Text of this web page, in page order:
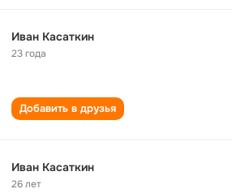
Иван Касаткин
23 года
Добавить в друзья
Иван Касаткин
26 лет